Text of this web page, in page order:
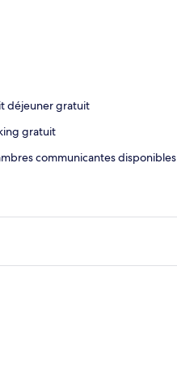
déjeuner gratuit
gratuit
communicantes disponibles